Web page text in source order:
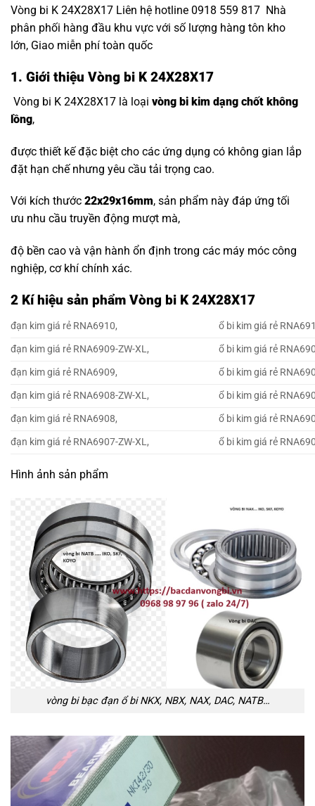
Vòng bi K 24X28X17 Liên hệ hotline 0918 559 817 Nhà
phân phối hàng đầu khu vực với số lượng hàng tôn kho
lớn, Giao miễn phí toàn quốc
1. Giới thiệu Vòng bi K 24X28X17
Vòng bi K 24X28X17 là loại vòng bi kim dạng chốt không
lồng,
được thiết kế đặc biệt cho các ứng dụng có không gian lắp
đặt hạn chế nhưng yêu cầu tải trọng cao.
Với kích thước 22x29x16mm, sản phẩm này đáp ứng tối
ưu nhu cầu truyền động mượt mà,
độ bền cao và vận hành ổn định trong các máy móc công
nghiệp, cơ khí chính xác.
2 Kí hiệu sản phẩm Vòng bi K 24X28X17
đạn kim giá rẻ RNA6910,
ổ bi kim giá rẻ
đạn kim giá rẻ RNA6909-ZW-XL,
ổ bi kim giá rẻ
đạn kim giá rẻ RNA6909,
ổ bi kim giá rẻ
đạn kim giá rẻ RNA6908-ZW-XL,
ổ bi kim giá rẻ
đạn kim giá rẻ RNA6908,
ổ bi kim giá rẻ
đạn kim giá rẻ RNA6907-ZW-XL,
ổ bi kim giá rẻ
Hình ảnh sản phẩm
vòng bi bạc đạn ổ bi NKX, NBX, NAX, DAC, NATB…